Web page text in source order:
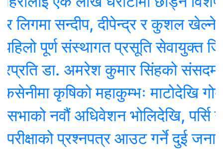
सन्दीप, दीपेन्द्र र कुशल खेल्ने
पूर्ण संस्थागत प्रसूति सेवायुक्त जिल्ला
डा. अमरेश कुमार सिंहको संसदमा
कृषिको महाकुम्भः माटोदेखि गोबर
नवौं अधिवेशन भोलिदेखि, पर्सि नीति
प्रश्नपत्र आउट गर्ने दुई जना